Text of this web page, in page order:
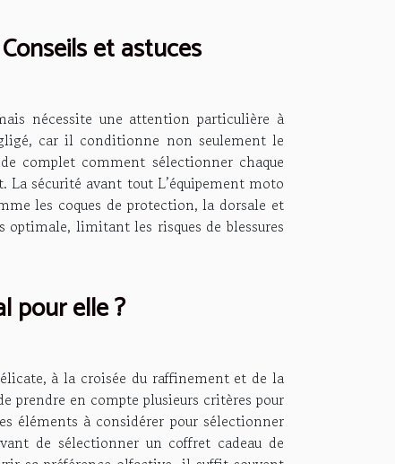
et astuces
nécessite une attention particulière à
car il conditionne non seulement le
complet comment sélectionner chaque
sécurité avant tout L’équipement moto
les coques de protection, la dorsale et
limitant les risques de blessures
pour elle ?
à la croisée du raffinement et de la
prendre en compte plusieurs critères pour
éléments à considérer pour sélectionner
de sélectionner un coffret cadeau de